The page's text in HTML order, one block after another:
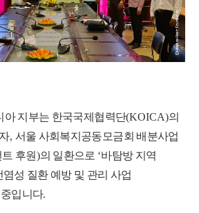
아 지부는 한국국제협력단(KOICA)의
, 서울 사회복지공동모금회 배분사업
후원)의 일환으로 ‘바탐방 지역
성 질환 예방 및 관리 사업
입니다.